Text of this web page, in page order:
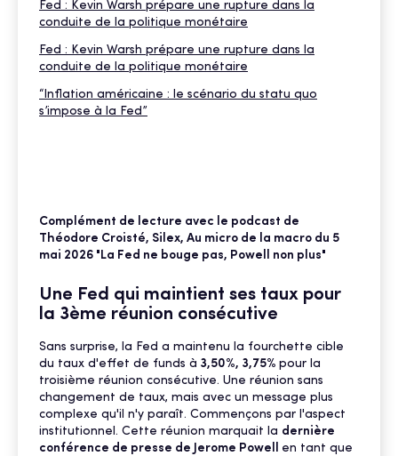
Fed : Kevin Warsh prépare une rupture dans la
conduite de la politique monétaire
Fed : Kevin Warsh prépare une rupture dans la
conduite de la politique monétaire
“Inflation américaine : le scénario du statu quo
s’impose à la Fed”
Complément de lecture avec le podcast de
Théodore Croisté, Silex, Au micro de la macro du 5
mai 2026 "La Fed ne bouge pas, Powell non plus"
Une Fed qui maintient ses taux pour
la 3ème réunion consécutive
Sans surprise, la Fed a maintenu la fourchette cible
du taux d'effet de funds à 3,50%, 3,75% pour la
troisième réunion consécutive. Une réunion sans
changement de taux, mais avec un message plus
complexe qu'il n'y paraît. Commençons par l'aspect
institutionnel. Cette réunion marquait la dernière
conférence de presse de Jerome Powell en tant que